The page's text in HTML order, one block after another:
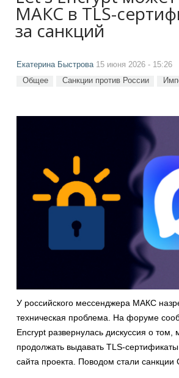
МАКС в TLS-
за санкций
Екатерина Быстрова15 июня 2026 - 15:26
Общее Санкции против России
У российского мессенджера МАКС
техническая проблема. На форуме
Encrypt развернулась дискуссия о том,
продолжать выдавать TLS-
сайта проекта. Поводом стали